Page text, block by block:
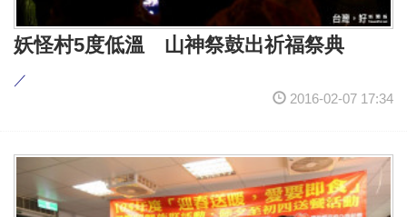
妖怪村5度低溫 山神祭鼓出祈福祭典
／
2016-02-07 17:34